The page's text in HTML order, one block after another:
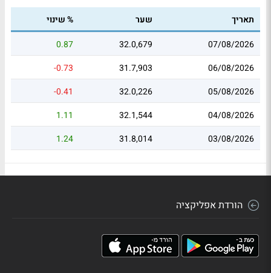
תאריך שער
% שינוי
07/08/2026
32.0,679
0.87
06/08/2026
31.7,903
-0.73
05/08/2026
32.0,226
-0.41
04/08/2026
32.1,544
1.11
03/08/2026
31.8,014
1.24
הורדת אפליקציה